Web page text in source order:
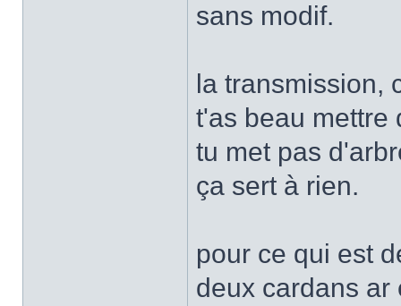
sans modif.
la transmission,
t'as beau mettre
tu met pas
ça sert à rien.
pour ce qui est
deux cardans ar